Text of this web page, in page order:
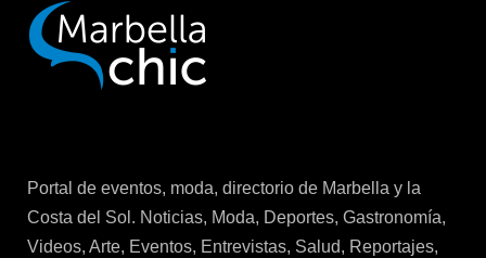
Portal de eventos, moda, directorio de Marbella y la
Costa del Sol. Noticias, Moda, Deportes, Gastronomía,
Videos, Arte, Eventos, Entrevistas, Salud, Reportajes,